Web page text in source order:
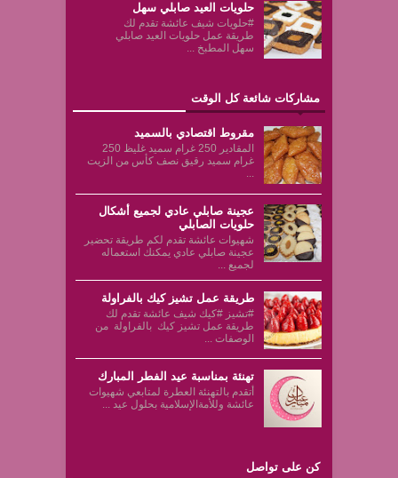
حلويات العيد صابلي سهل
#حلويات شيف عائشة تقدم لك
طريقة عمل حلويات العيد صابلي
سهل المطبخ ...
مشاركات شائعة كل الوقت
مقروط اقتصادي بالسميد
المقادير 250 غرام سميد غليظ 250
غرام سميد رقيق نصف كأس من الزيت
...
عجينة صابلي عادي لجميع أشكال
حلويات الصابلي
شهيوات عائشة تقدم لكم طريقة تحضير
عجينة صابلي عادي يمكنك استعماله
لجميع ...
طريقة عمل تشيز كيك بالفراولة
#تشيز #كيك شيف عائشة تقدم لك
طريقة عمل تشيز كيك بالفراولة من
الوصفات ...
تهنئة بمناسبة عيد الفطر المبارك
أتقدم بالتهنئة العطرة لمتابعي شهيوات
عائشة وللأمةالإسلامية بحلول عيد ...
كن على تواصل